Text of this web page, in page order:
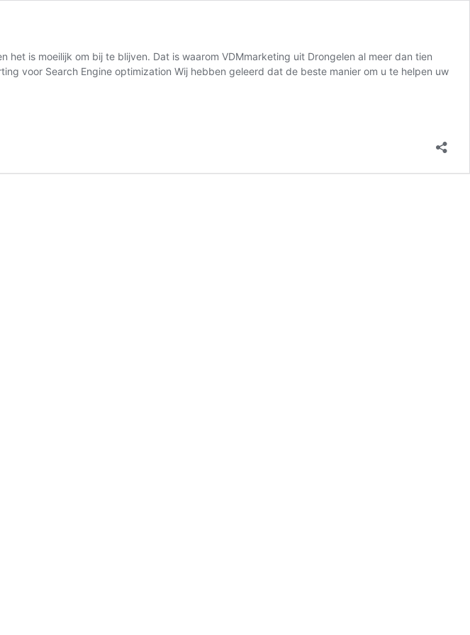
is moeilijk om bij te blijven. Dat is waarom VDMmarketing uit Drongelen al meer dan tien
voor Search Engine optimization Wij hebben geleerd dat de beste manier om u te helpen uw